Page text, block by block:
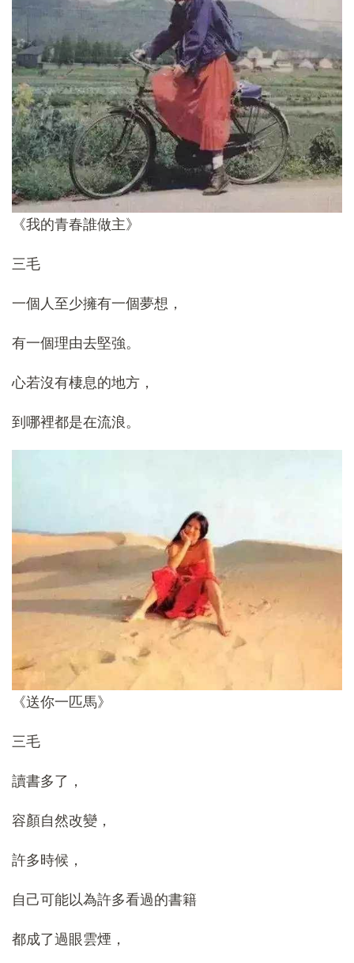
《我的青春誰做主》
三毛
一個人至少擁有一個夢想，
有一個理由去堅強。
心若沒有棲息的地方，
到哪裡都是在流浪。
《送你一匹馬》
三毛
讀書多了，
容顏自然改變，
許多時候，
自己可能以為許多看過的書籍
都成了過眼雲煙，